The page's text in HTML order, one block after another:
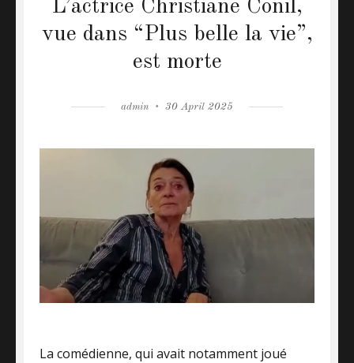
L’actrice Christiane Conil,
vue dans “Plus belle la vie”,
est morte
Author
admin
Posted
30 April 2025
La comédienne, qui avait notamment joué